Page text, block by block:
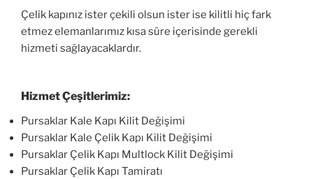
Çelik kapınız ister çekili olsun ister ise kilitli hiç fark
etmez elemanlarımız kısa süre içerisinde gerekli
hizmeti sağlayacaklardır.
Hizmet Çeşitlerimiz:
Pursaklar Kale Kapı Kilit Değişimi
Pursaklar Kale Çelik Kapı Kilit Değişimi
Pursaklar Çelik Kapı Multlock Kilit Değişimi
Pursaklar Çelik Kapı Tamiratı